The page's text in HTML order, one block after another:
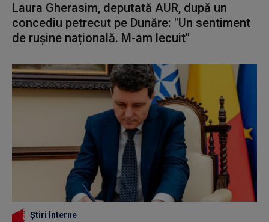
Laura Gherasim, deputată AUR, după un
concediu petrecut pe Dunăre: "Un sentiment
de rușine națională. M-am lecuit"
Știri Interne